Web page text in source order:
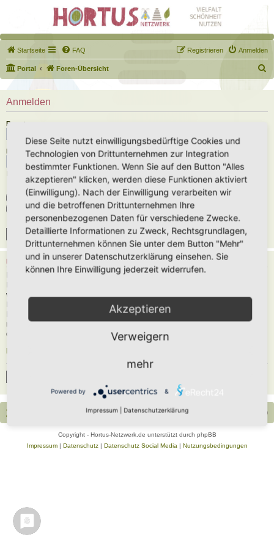
Startseite FAQ Anmelden
Registrieren
Portal Foren-Übersicht
u
h
Anmelden
Benutzername:
Passwort:
Ich habe mein Passwort vergessen
Angemeldet bleiben
Meinen Online-Status während dieser Sitzung verbergen
REGISTRIEREN
Du musst in diesem Forum registriert sein, um dich anmelden zu können. Die
weitere Funktionen zuzugreifen. Die Board-Administration kann registrierten
Benutzern auch zusätzliche Berechtigungen zuweisen. Beachte bitte unsere
Nutzungsbedingungen und die verwandten Regelungen, bevor du dich
registrierst. Bitte beachte auch die jeweiligen Forenregeln, wenn du dich in
diesem Board bewegst.
Foren-Übersicht Alle Zeiten sind UTC+02:00
Copyright - Hortus-Netzwerk.de unterstützt durch phpBB
Impressum| Datenschutz| Datenschutz Social Media Nutzungsbedingungen
Diese Seite nutzt einwilligungsbedürftige Cookies und
Technologien von Drittunternehmen zur Integration
bestimmter Funktionen. Wenn Sie auf den Button "Alles
akzeptieren" klicken, werden diese Funktionen aktiviert
(Einwilligung). Nach der Einwilligung verarbeiten wir
und die betroffenen Drittunternehmen Ihre
personenbezogenen Daten für verschiedene Zwecke.
Detaillierte Informationen zu Zweck, Rechtsgrundlagen,
Drittunternehmen können Sie unter dem Button "Mehr"
und in unserer Datenschutzerklärung einsehen. Sie
können Ihre Einwilligung jederzeit widerrufen.
Akzeptieren
Verweigern
mehr
Powered by &
Impressum Datenschutzerklärung